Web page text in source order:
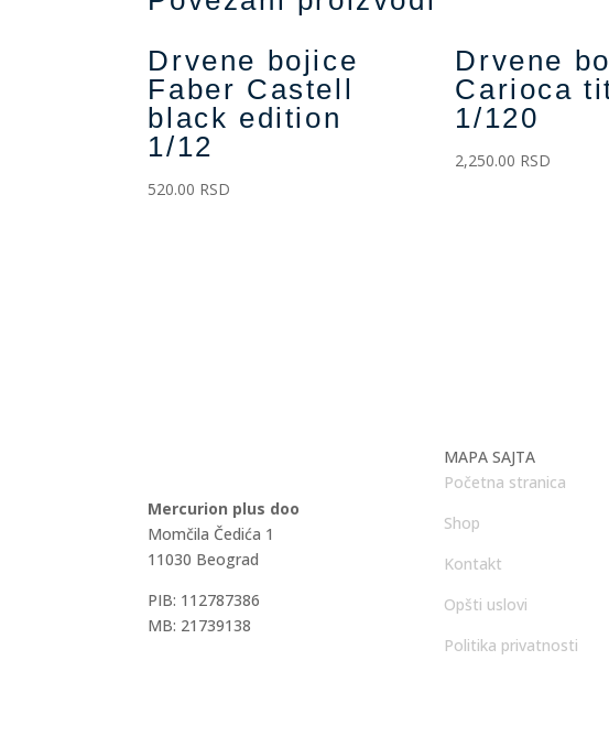
Drvene bojice
Faber Castell
black edition
1/12
520.00 RSD
Drvene
Carioca
1/120
2,250.00 RSD
Mercurion plus doo
Momčila Čedića 1
11030 Beograd
PIB: 112787386
MB: 21739138
MAPA SAJTA
Početna stranica
Shop
Kontakt
Opšti uslovi
Politika privatnosti